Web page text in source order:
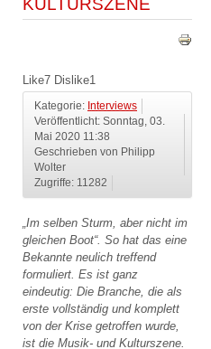
KULTURSZENE
Like7 Dislike1
Kategorie: Interviews
Veröffentlicht: Sonntag, 03.
Mai 2020 11:38
Geschrieben von Philipp
Wolter
Zugriffe: 11282
„Im selben Sturm, aber nicht im
gleichen Boot“. So hat das eine
Bekannte neulich treffend
formuliert. Es ist ganz
eindeutig: Die Branche, die als
erste vollständig und komplett
von der Krise getroffen wurde,
ist die Musik- und Kulturszene.